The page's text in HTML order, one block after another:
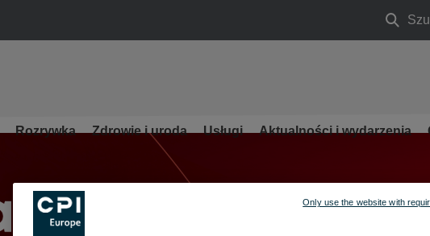
Szukaj
Rozrywka Zdrowie i uroda Usługi Aktualności i wydarzenia
Only use the website with